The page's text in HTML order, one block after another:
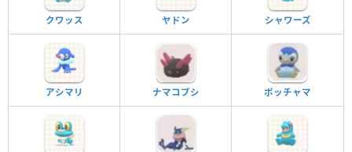
クワッス ヤドン シャワーズ
アシマリ ナマコブシ ポッチャマ